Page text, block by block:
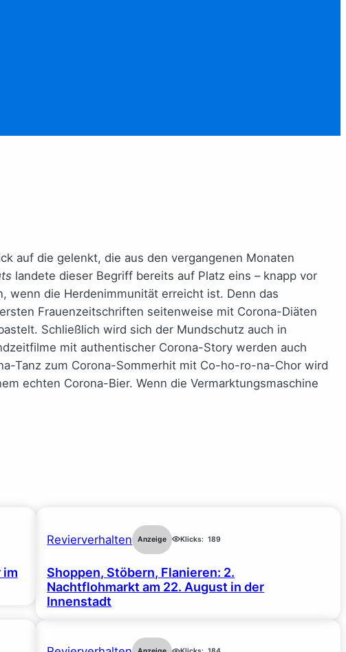
auf die gelenkt, die aus den vergangenen Monaten
landete dieser Begriff bereits auf Platz eins – knapp vor
wenn die Herdenimmunität erreicht ist. Denn das
Frauenzeitschriften seitenweise mit Corona-Diäten
Schließlich wird sich der Mundschutz auch in
mit authentischer Corona-Story werden auch
Tanz zum Corona-Sommerhit mit Co-ho-ro-na-Chor wird
echten Corona-Bier. Wenn die Vermarktungsmaschine
im
Revierverhalten Anzeige Klicks: 189
Shoppen, Stöbern, Flanieren: 2.
Nachtflohmarkt am 22. August in der
Innenstadt